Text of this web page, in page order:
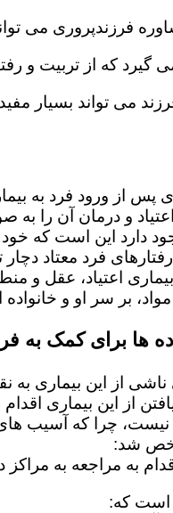
فرزندپروری می
گیرد که از تربیت و
می تواند بسیار
پس از ورود فرد به
و درمان آن را به
دارد این است که
فرد معتاد
اعتیاد، عقل و
بر سر او و
ها برای کمک به
ناشی از این بیماری
از این بیماری
نیست، چرا که آسیب
شد:
به مراجعه به مراکز
است که: